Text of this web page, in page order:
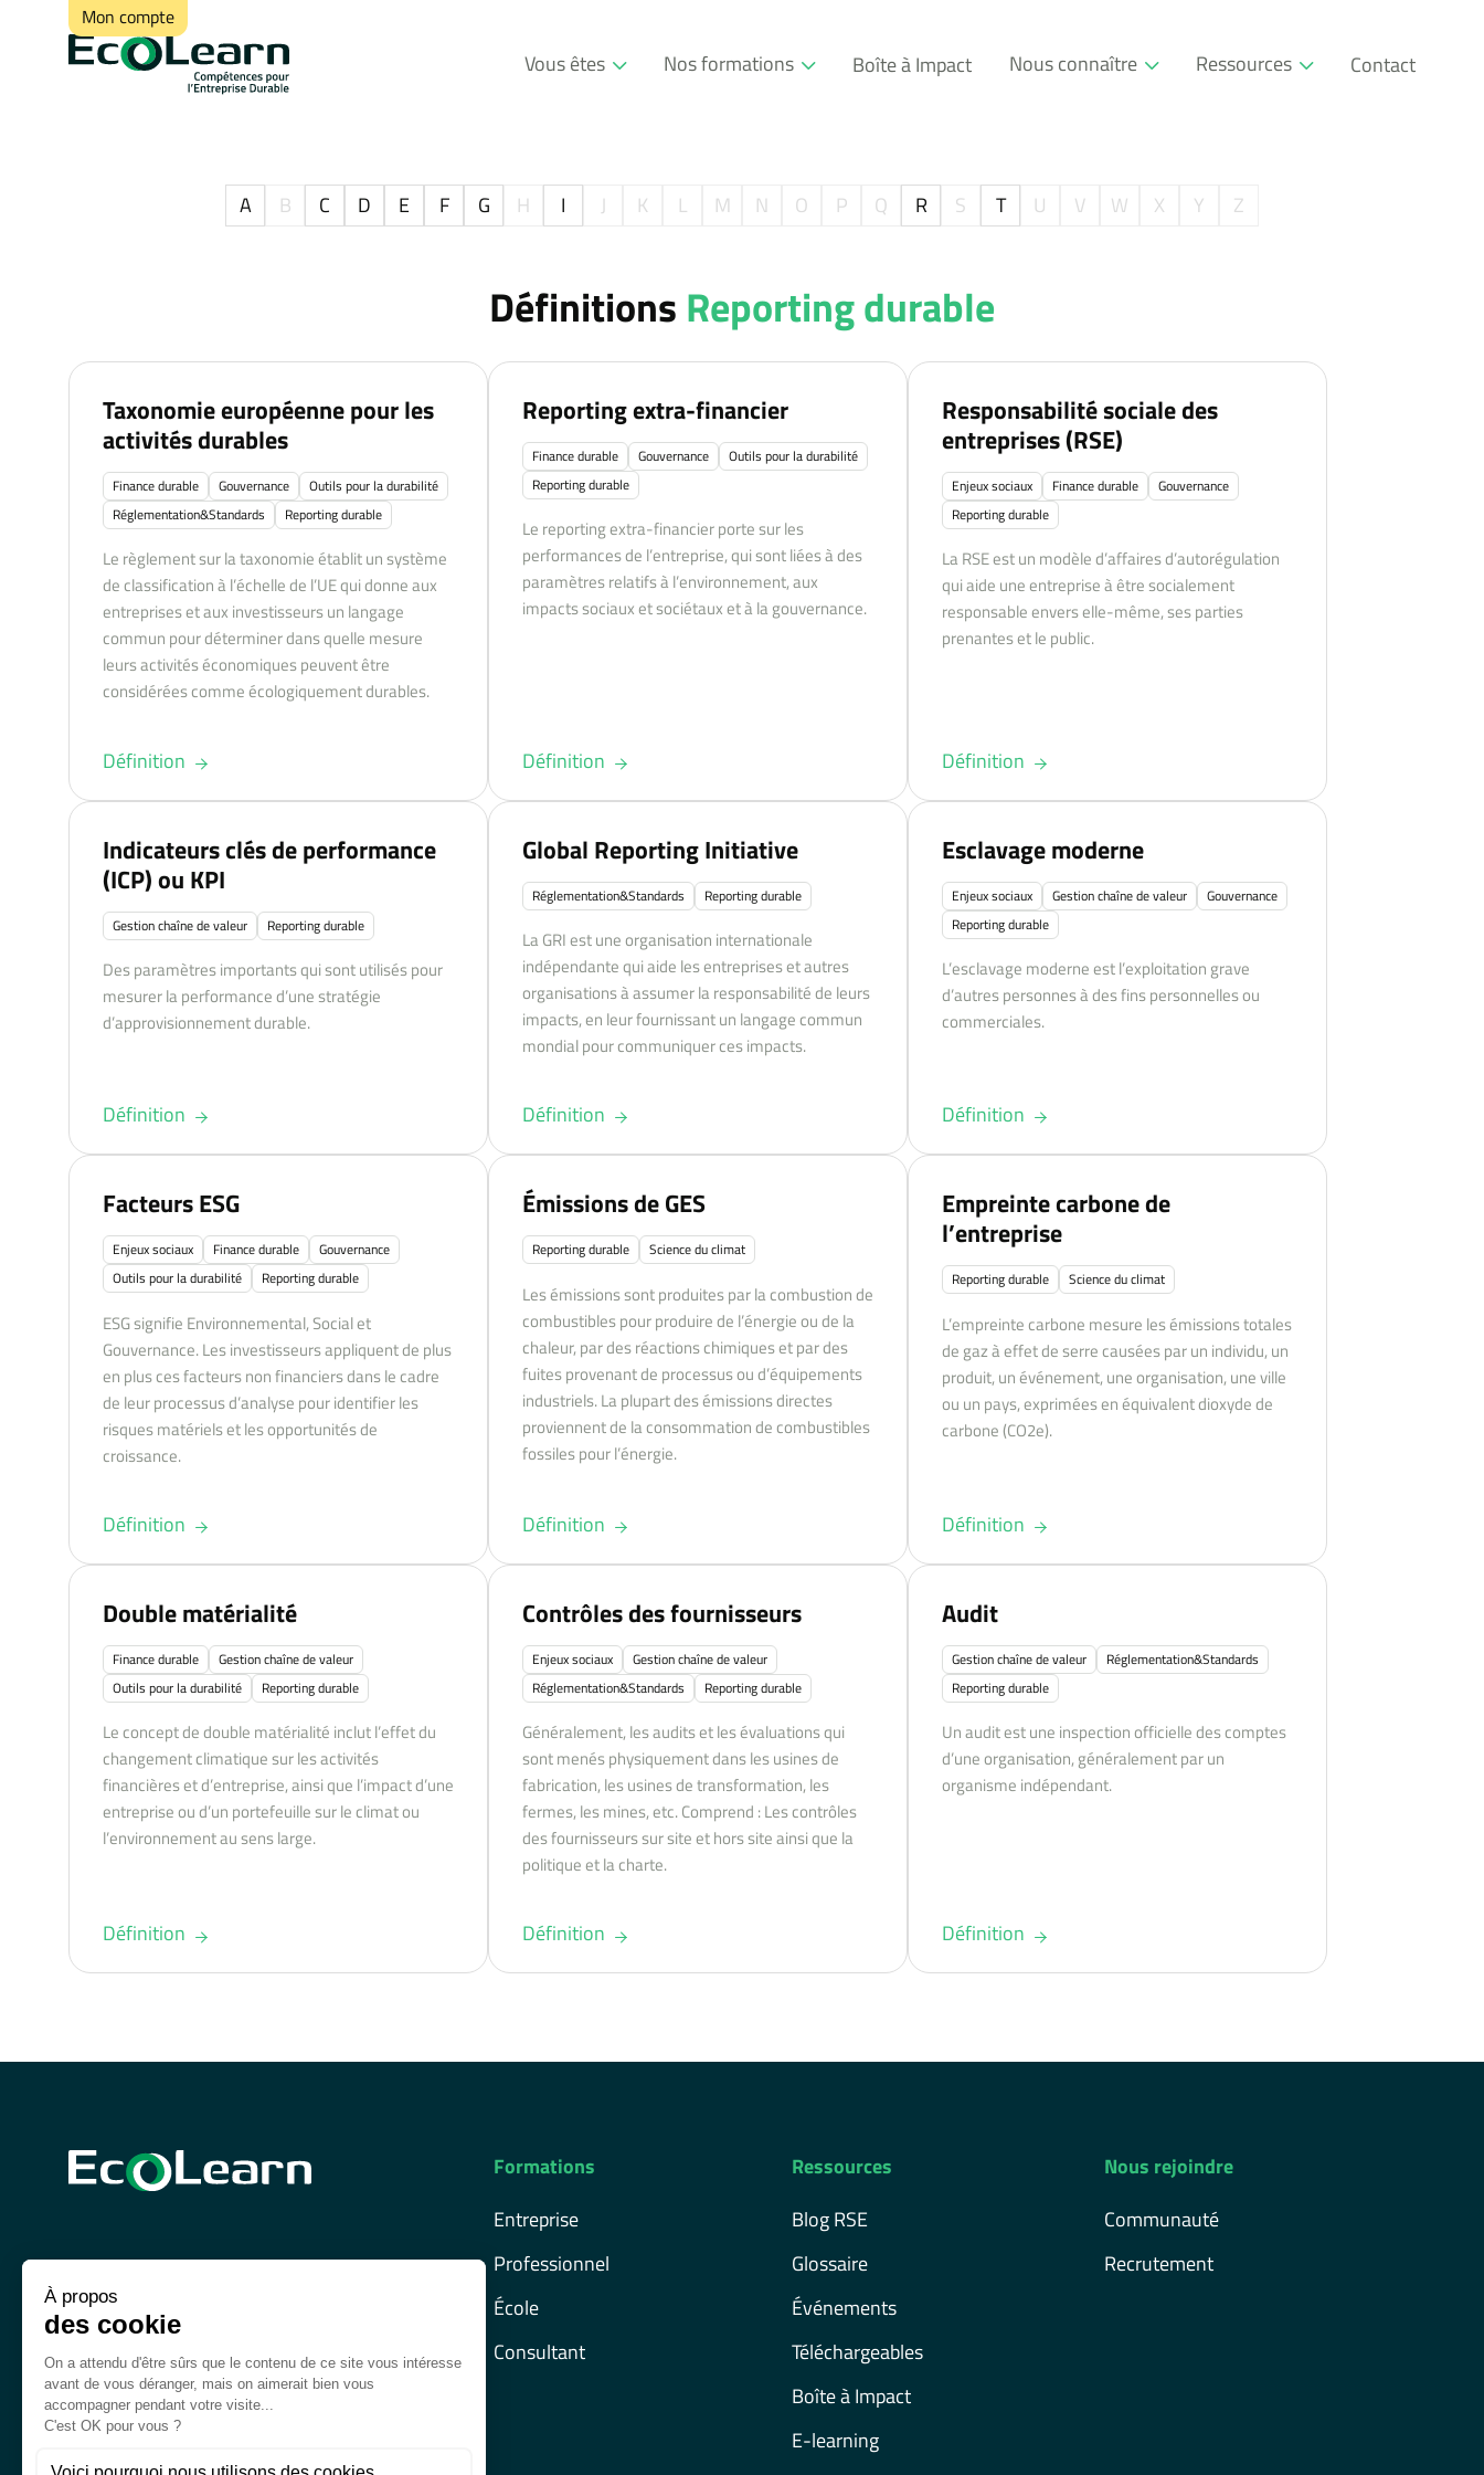
Vous êtes
Entreprise
Nos formations Boîte à Impact Nous connaître
Société à mission
Ressources
Communauté
Contact
A B C D E F G H I J K L M N O P Q R S T U V W X Y Z
Définitions Reporting durable
Taxonomie européenne pour les
activités durables
Finance durable Gouvernance
Outils pour la durabilité
Réglementation&Standards
Reporting durable
Le règlement sur la taxonomie établit un système
de classification à l’échelle de l’UE qui donne aux
entreprises et aux investisseurs un langage
commun pour déterminer dans quelle mesure
leurs activités économiques peuvent être
considérées comme écologiquement durables.
Définition
Reporting extra-financier
Finance durable Gouvernance
Outils pour la durabilité
Reporting durable
Le reporting extra-financier porte sur les
performances de l’entreprise, qui sont liées à des
paramètres relatifs à l’environnement, aux
impacts sociaux et sociétaux et à la gouvernance.
Définition
Responsabilité sociale des
entreprises (RSE)
Enjeux sociaux Finance durable
Gouvernance
Reporting durable
La RSE est un modèle d’affaires d’autorégulation
qui aide une entreprise à être socialement
responsable envers elle-même, ses parties
prenantes et le public.
Définition
Indicateurs clés de performance
(ICP) ou KPI
Gestion chaîne de valeur Reporting durable
Des paramètres importants qui sont utilisés pour
mesurer la performance d’une stratégie
d’approvisionnement durable.
Définition
Global Reporting Initiative
Réglementation&Standards Reporting durable
La GRI est une organisation internationale
indépendante qui aide les entreprises et autres
organisations à assumer la responsabilité de leurs
impacts, en leur fournissant un langage commun
mondial pour communiquer ces impacts.
Définition
Esclavage moderne
Enjeux sociaux Gestion chaîne de valeur
Gouvernance
Reporting durable
L’esclavage moderne est l’exploitation grave
d’autres personnes à des fins personnelles ou
commerciales.
Définition
Facteurs ESG
Enjeux sociaux Finance durable
Gouvernance
Outils pour la durabilité
Reporting durable
ESG signifie Environnemental, Social et
Gouvernance. Les investisseurs appliquent de plus
en plus ces facteurs non financiers dans le cadre
de leur processus d’analyse pour identifier les
risques matériels et les opportunités de
croissance.
Définition
Émissions de GES
Reporting durable Science du climat
Les émissions sont produites par la combustion de
combustibles pour produire de l’énergie ou de la
chaleur, par des réactions chimiques et par des
fuites provenant de processus ou d’équipements
industriels. La plupart des émissions directes
proviennent de la consommation de combustibles
fossiles pour l’énergie.
Définition
Empreinte carbone de
l’entreprise
Reporting durable Science du climat
L’empreinte carbone mesure les émissions totales
de gaz à effet de serre causées par un individu, un
produit, un événement, une organisation, une ville
ou un pays, exprimées en équivalent dioxyde de
carbone (CO2e).
Définition
Double matérialité
Finance durable
Gestion chaîne de valeur
Outils pour la durabilité
Reporting durable
Le concept de double matérialité inclut l’effet du
changement climatique sur les activités
financières et d’entreprise, ainsi que l’impact d’une
entreprise ou d’un portefeuille sur le climat ou
l’environnement au sens large.
Définition
Contrôles des fournisseurs
Enjeux sociaux
Gestion chaîne de valeur
Réglementation&Standards
Reporting durable
Généralement, les audits et les évaluations qui
sont menés physiquement dans les usines de
fabrication, les usines de transformation, les
fermes, les mines, etc. Comprend : Les contrôles
des fournisseurs sur site et hors site ainsi que la
politique et la charte.
Définition
Audit
Gestion chaîne de valeur
Réglementation&Standards
Reporting durable
Un audit est une inspection officielle des comptes
d’une organisation, généralement par un
organisme indépendant.
Définition
Formations
Entreprise
Professionnel
École
Consultant
Ressources
Blog RSE
Glossaire
Événements
Téléchargeables
Boîte à Impact
E-learning
Nous rejoindre
Communauté
Recrutement
Mon compte